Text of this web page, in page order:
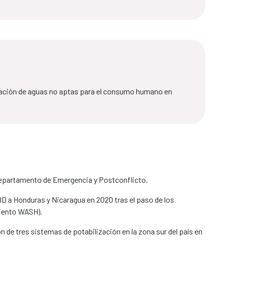
de aguas no aptas para el consumo humano en
de Emergencia y Postconflicto.
Honduras y Nicaragua en 2020 tras el paso de los
WASH).
de tres sistemas de potabilización en la zona sur del país en